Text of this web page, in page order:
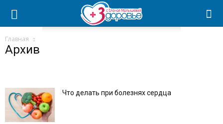
Главная
Архив
Что делать при болезнях сердца